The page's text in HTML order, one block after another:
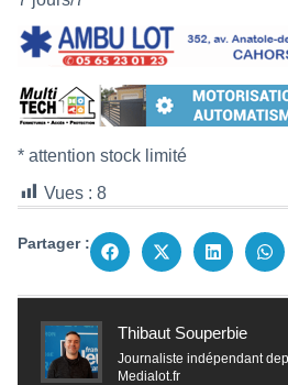
* attention stock limité
Vues : 8
Partager :
Thibaut Souperbie
Journaliste indépendant
Medialot.fr